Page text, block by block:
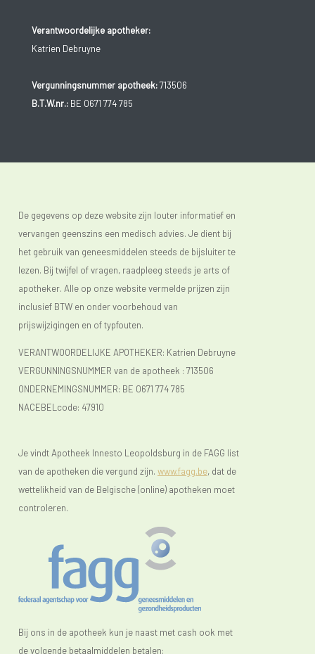
Verantwoordelijke apotheker:
Katrien Debruyne
Vergunningsnummer apotheek:713506
B.T.W.nr.:BE 0671 774 785
De gegevens op deze website zijn louter informatief en
vervangen geenszins een medisch advies. Je dient bij
het gebruik van geneesmiddelen steeds de bijsluiter te
lezen. Bij twijfel of vragen, raadpleeg steeds je arts of
apotheker. Alle op onze website vermelde prijzen zijn
inclusief BTW en onder voorbehoud van
prijswijzigingen en of typfouten.
VERANTWOORDELIJKE APOTHEKER: Katrien Debruyne
VERGUNNINGSNUMMER van de apotheek : 713506
ONDERNEMINGSNUMMER: BE 0671 774 785
NACEBELcode: 47910
Je vindt Apotheek Innesto Leopoldsburg in de FAGG list
van de apotheken die vergund zijn. www.fagg.be, dat de
wettelikheid van de Belgische (online) apotheken moet
controleren.
Bij ons in de apotheek kun je naast met cash ook met
de volgende betaalmiddelen betalen: